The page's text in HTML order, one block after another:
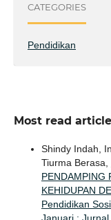
CATEGORIES
Pendidikan
Most read
Shindy Indah,
Tiurma Berasa,
PENDAMPING
KEHIDUPAN
Pendidikan
Januari :